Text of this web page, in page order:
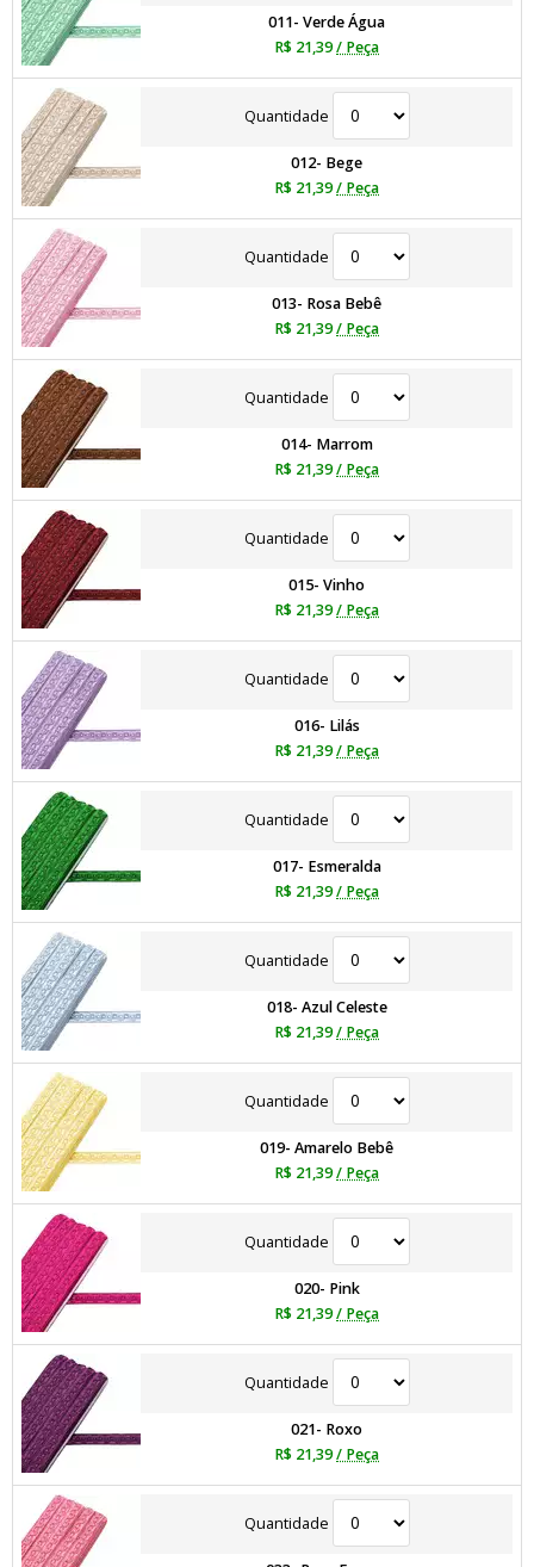
011- Verde Água
R$ 21,39/ Peça
Quantidade
012- Bege
R$ 21,39/ Peça
Quantidade
013- Rosa Bebê
R$ 21,39/ Peça
Quantidade
014- Marrom
R$ 21,39/ Peça
Quantidade
015- Vinho
R$ 21,39/ Peça
Quantidade
016- Lilás
R$ 21,39/ Peça
Quantidade
017- Esmeralda
R$ 21,39/ Peça
Quantidade
018- Azul Celeste
R$ 21,39/ Peça
Quantidade
019- Amarelo Bebê
R$ 21,39/ Peça
Quantidade
020- Pink
R$ 21,39/ Peça
Quantidade
021- Roxo
R$ 21,39/ Peça
Quantidade